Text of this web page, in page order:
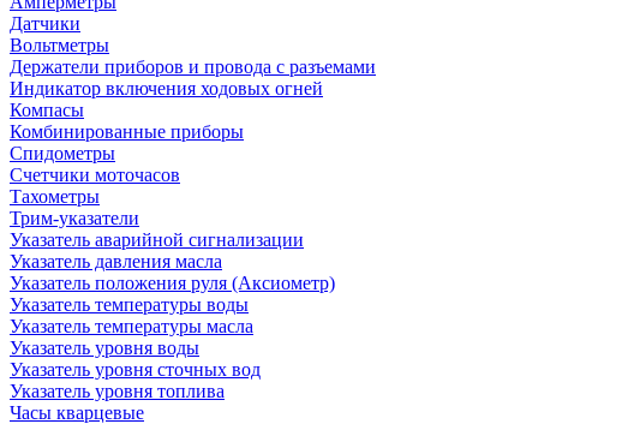
Датчики
Вольтметры
Держатели приборов и провода с разъемами
Индикатор включения ходовых огней
Компасы
Комбинированные приборы
Спидометры
Счетчики моточасов
Тахометры
Трим-указатели
Указатель аварийной сигнализации
Указатель давления масла
Указатель положения руля (Аксиометр)
Указатель температуры воды
Указатель температуры масла
Указатель уровня воды
Указатель уровня сточных вод
Указатель уровня топлива
Часы кварцевые